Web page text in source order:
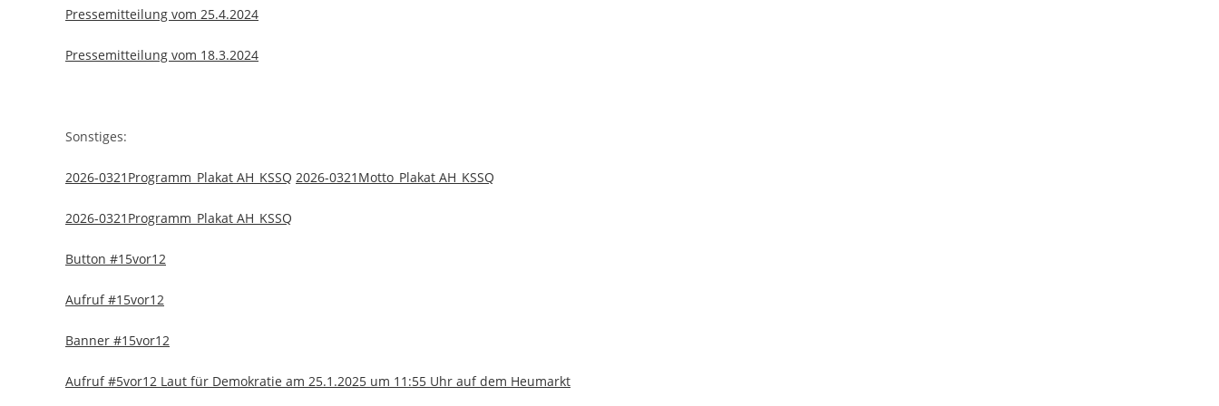
Pressemitteilung vom 25.4.2024
Pressemitteilung vom 18.3.2024
Sonstiges:
2026-0321Programm_Plakat AH_KSSQ 2026-0321Motto_Plakat AH_KSSQ
2026-0321Programm_Plakat AH_KSSQ
Button #15vor12
Aufruf #15vor12
Banner #15vor12
Aufruf #5vor12 Laut für Demokratie am 25.1.2025 um 11:55 Uhr auf dem Heumarkt